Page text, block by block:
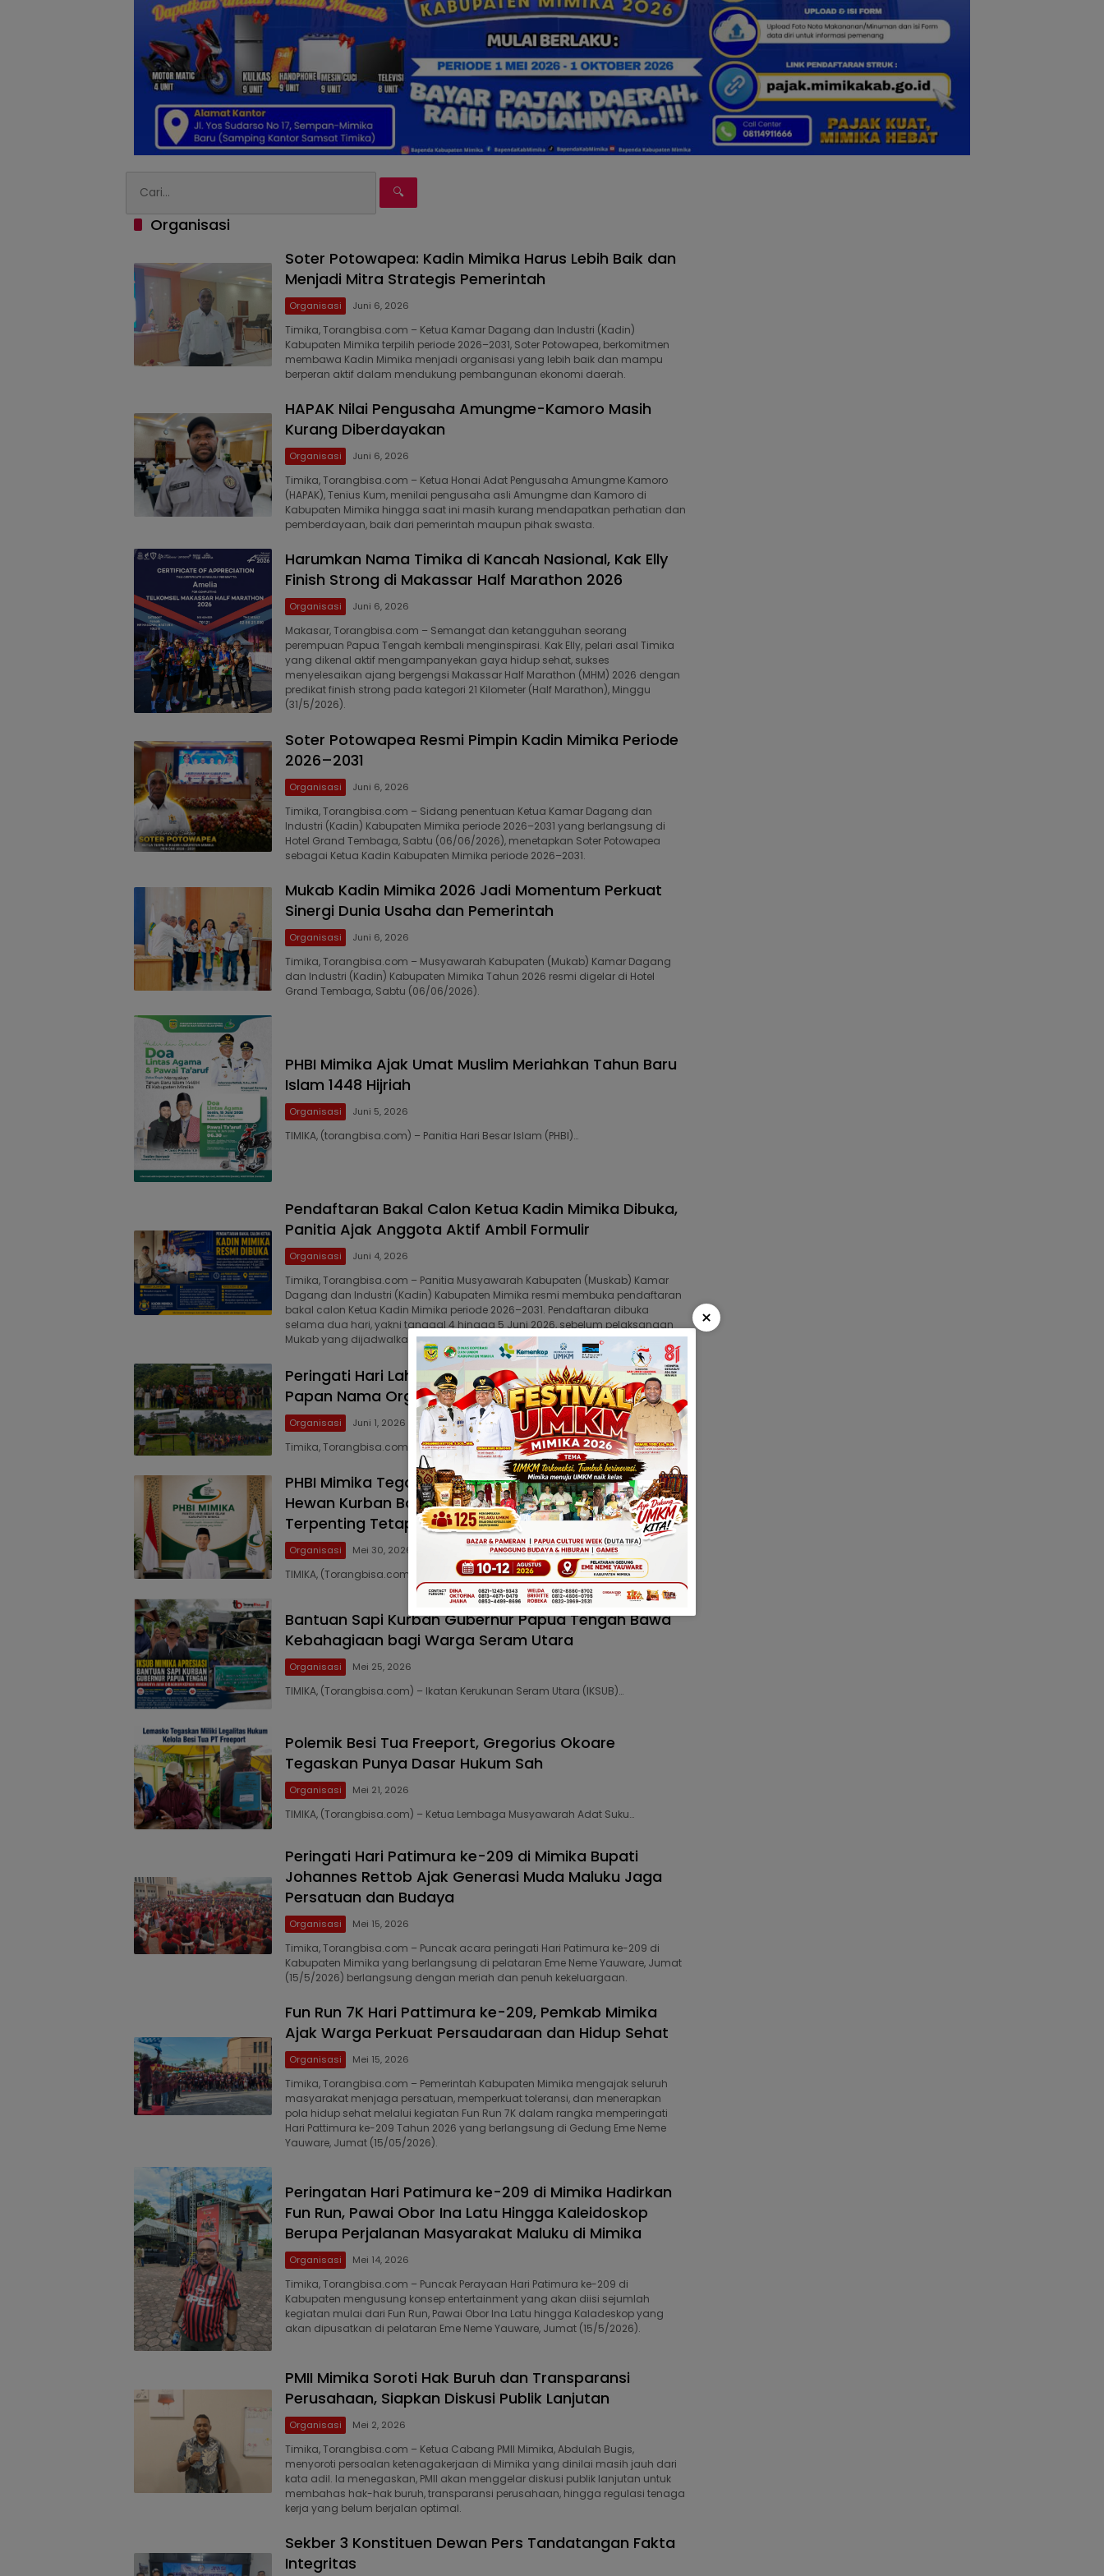
🔍
Organisasi
Soter Potowapea: Kadin Mimika Harus Lebih Baik dan
Menjadi Mitra Strategis Pemerintah
Organisasi Juni 6, 2026
Timika, Torangbisa.com – Ketua Kamar Dagang dan Industri (Kadin)
Kabupaten Mimika terpilih periode 2026–2031, Soter Potowapea, berkomitmen
membawa Kadin Mimika menjadi organisasi yang lebih baik dan mampu
berperan aktif dalam mendukung pembangunan ekonomi daerah.
HAPAK Nilai Pengusaha Amungme-Kamoro Masih
Kurang Diberdayakan
Organisasi Juni 6, 2026
Timika, Torangbisa.com – Ketua Honai Adat Pengusaha Amungme Kamoro
(HAPAK), Tenius Kum, menilai pengusaha asli Amungme dan Kamoro di
Kabupaten Mimika hingga saat ini masih kurang mendapatkan perhatian dan
pemberdayaan, baik dari pemerintah maupun pihak swasta.
Harumkan Nama Timika di Kancah Nasional, Kak Elly
Finish Strong di Makassar Half Marathon 2026
Organisasi Juni 6, 2026
Makasar, Torangbisa.com – Semangat dan ketangguhan seorang
perempuan Papua Tengah kembali menginspirasi. Kak Elly, pelari asal Timika
yang dikenal aktif mengampanyekan gaya hidup sehat, sukses
menyelesaikan ajang bergengsi Makassar Half Marathon (MHM) 2026 dengan
predikat finish strong pada kategori 21 Kilometer (Half Marathon), Minggu
(31/5/2026).
Soter Potowapea Resmi Pimpin Kadin Mimika Periode
2026–2031
Organisasi Juni 6, 2026
Timika, Torangbisa.com – Sidang penentuan Ketua Kamar Dagang dan
Industri (Kadin) Kabupaten Mimika periode 2026–2031 yang berlangsung di
Hotel Grand Tembaga, Sabtu (06/06/2026), menetapkan Soter Potowapea
sebagai Ketua Kadin Kabupaten Mimika periode 2026–2031.
Mukab Kadin Mimika 2026 Jadi Momentum Perkuat
Sinergi Dunia Usaha dan Pemerintah
Organisasi Juni 6, 2026
Timika, Torangbisa.com – Musyawarah Kabupaten (Mukab) Kamar Dagang
dan Industri (Kadin) Kabupaten Mimika Tahun 2026 resmi digelar di Hotel
Grand Tembaga, Sabtu (06/06/2026).
PHBI Mimika Ajak Umat Muslim Meriahkan Tahun Baru
Islam 1448 Hijriah
Organisasi Juni 5, 2026
TIMIKA, (torangbisa.com) – Panitia Hari Besar Islam (PHBI)…
Pendaftaran Bakal Calon Ketua Kadin Mimika Dibuka,
Panitia Ajak Anggota Aktif Ambil Formulir
Organisasi Juni 4, 2026
Timika, Torangbisa.com – Panitia Musyawarah Kabupaten (Muskab) Kamar
Dagang dan Industri (Kadin) Kabupaten Mimika resmi membuka pendaftaran
bakal calon Ketua Kadin Mimika periode 2026–2031. Pendaftaran dibuka
selama dua hari, yakni tanggal 4 hingga 5 Juni 2026, sebelum pelaksanaan
Mukab yang dijadwalkan berlangsung pada Sabtu, 6 Juni 2026.
Peringati Hari Lahir Pancasila, BMP RI Mimika Resmikan
Papan Nama Organisasi dan Inagurasi Anggota Baru
Organisasi Juni 1, 2026
Timika, Torangbisa.com – Dewan Pimpinan Cabang (DPC) Barisan…
PHBI Mimika Tegaskan Tidak Terlibat Penyaluran
Hewan Kurban Bantuan Pemerintah, Ustad Joko:
Terpenting Tetap Jaga Ukhuwah
Organisasi Mei 30, 2026
TIMIKA, (Torangbisa.com) – Ketua Panitia Hari Besar Islam…
Bantuan Sapi Kurban Gubernur Papua Tengah Bawa
Kebahagiaan bagi Warga Seram Utara
Organisasi Mei 25, 2026
TIMIKA, (Torangbisa.com) – Ikatan Kerukunan Seram Utara (IKSUB)…
Polemik Besi Tua Freeport, Gregorius Okoare
Tegaskan Punya Dasar Hukum Sah
Organisasi Mei 21, 2026
TIMIKA, (Torangbisa.com) – Ketua Lembaga Musyawarah Adat Suku…
Peringati Hari Patimura ke-209 di Mimika Bupati
Johannes Rettob Ajak Generasi Muda Maluku Jaga
Persatuan dan Budaya
Organisasi Mei 15, 2026
Timika, Torangbisa.com – Puncak acara peringati Hari Patimura ke-209 di
Kabupaten Mimika yang berlangsung di pelataran Eme Neme Yauware, Jumat
(15/5/2026) berlangsung dengan meriah dan penuh kekeluargaan.
Fun Run 7K Hari Pattimura ke-209, Pemkab Mimika
Ajak Warga Perkuat Persaudaraan dan Hidup Sehat
Organisasi Mei 15, 2026
Timika, Torangbisa.com – Pemerintah Kabupaten Mimika mengajak seluruh
masyarakat menjaga persatuan, memperkuat toleransi, dan menerapkan
pola hidup sehat melalui kegiatan Fun Run 7K dalam rangka memperingati
Hari Pattimura ke-209 Tahun 2026 yang berlangsung di Gedung Eme Neme
Yauware, Jumat (15/05/2026).
Peringatan Hari Patimura ke-209 di Mimika Hadirkan
Fun Run, Pawai Obor Ina Latu Hingga Kaleidoskop
Berupa Perjalanan Masyarakat Maluku di Mimika
Organisasi Mei 14, 2026
Timika, Torangbisa.com – Puncak Perayaan Hari Patimura ke-209 di
Kabupaten mengusung konsep entertainment yang akan diisi sejumlah
kegiatan mulai dari Fun Run, Pawai Obor Ina Latu hingga Kaladeskop yang
akan dipusatkan di pelataran Eme Neme Yauware, Jumat (15/5/2026).
PMII Mimika Soroti Hak Buruh dan Transparansi
Perusahaan, Siapkan Diskusi Publik Lanjutan
Organisasi Mei 2, 2026
Timika, Torangbisa.com – Ketua Cabang PMII Mimika, Abdulah Bugis,
menyoroti persoalan ketenagakerjaan di Mimika yang dinilai masih jauh dari
kata adil. Ia menegaskan, PMII akan menggelar diskusi publik lanjutan untuk
membahas hak-hak buruh, transparansi perusahaan, hingga regulasi tenaga
kerja yang belum berjalan optimal.
Sekber 3 Konstituen Dewan Pers Tandatangan Fakta
Integritas
×